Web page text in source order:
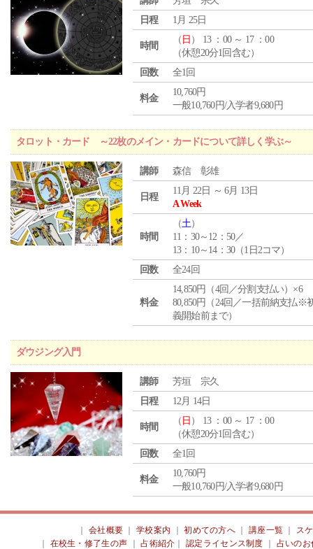
日程
1月 25日
時間
（ 日 ） 13 ：00 ～ 17 ：00
（休憩20分1回含む）
回数
全1回
料金
10,760円
一般10,760円/入学者9,680円
タロット・カード ～22枚のメイン・カードについて詳しく学ぶ～
講師 森信 彰雄
日程
11月 22日 ～ 6月 13日
A Week
時間
（土）
11：30～12：50／
13：10～14：30（1日2コマ）
回数
全24回
料金
14,850円（4回／分割支払い）×6
80,850円（24回／一括前納支払※
義開始前まで）
ダウジング入門
講師
芳垣 宗久
日程
12月 14日
時間
（ 日 ） 13 ：00 ～ 17 ：00
（休憩20分1回含む）
回数
全1回
料金
10,760円
一般10,760円/入学者9,680円
会社概要 ｜学校案内 ｜初めての方へ 講座一覧
ス
在校生・修了生の声 ｜占術紹介 ｜認定ライセンス制度
占いのお